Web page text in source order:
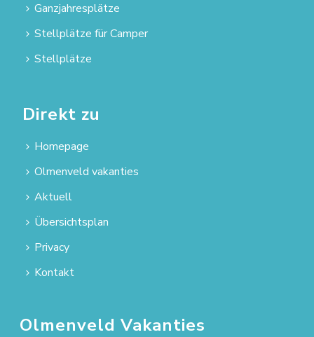
Ganzjahresplätze
Stellplätze für Camper
Stellplätze
Direkt zu
Homepage
Olmenveld vakanties
Aktuell
Übersichtsplan
Privacy
Kontakt
Olmenveld Vakanties